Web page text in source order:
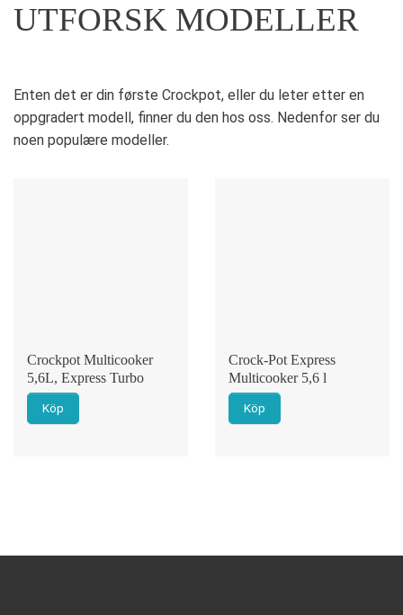
UTFORSK MODELLER
Enten det er din første Crockpot, eller du leter etter en
oppgradert modell, finner du den hos oss. Nedenfor ser du
noen populære modeller.
Crockpot Multicooker
5,6L, Express Turbo
Köp
Crock-Pot Express
Multicooker 5,6 l
Köp